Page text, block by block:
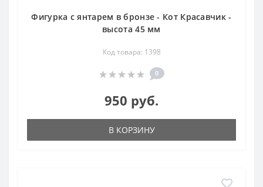
Фигурка с янтарем в бронзе - Кот Красавчик -
высота 45 мм
Код товара: 1398
0
950 руб.
В КОРЗИНУ